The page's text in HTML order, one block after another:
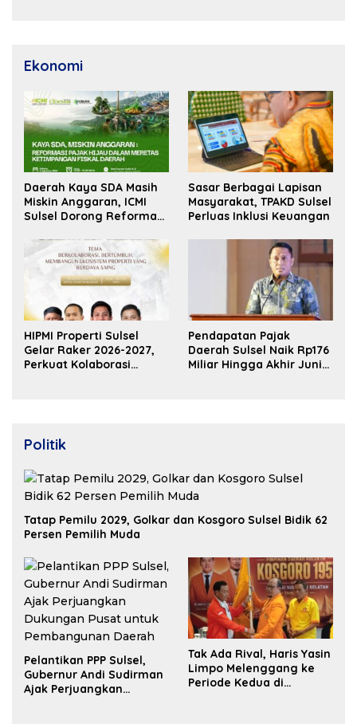
Ekonomi
Daerah Kaya SDA Masih
Miskin Anggaran, ICMI
Sulsel Dorong Reformasi
Sasar Berbagai Lapisan
Masyarakat, TPAKD Sulsel
Perluas Inklusi Keuangan
HIPMI Properti Sulsel
Gelar Raker 2026-2027,
Perkuat Kolaborasi
Pendapatan Pajak
Daerah Sulsel Naik Rp176
Miliar Hingga Akhir Juni
Politik
Tatap Pemilu 2029, Golkar dan Kosgoro Sulsel Bidik 62
Persen Pemilih Muda
Pelantikan PPP Sulsel,
Gubernur Andi Sudirman
Ajak Perjuangkan
Tak Ada Rival, Haris Yasin
Limpo Melenggang ke
Periode Kedua di